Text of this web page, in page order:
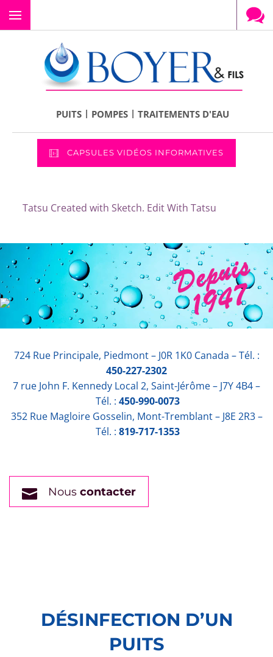
PUITS | POMPES | TRAITEMENTS D'EAU
CAPSULES VIDÉOS INFORMATIVES
Tatsu Created with Sketch. Edit With Tatsu
724 Rue Principale, Piedmont – J0R 1K0 Canada – Tél. :
450-227-2302
7 rue John F. Kennedy Local 2, Saint-Jérôme – J7Y 4B4 –
Tél. : 450-990-0073
352 Rue Magloire Gosselin, Mont-Tremblant – J8E 2R3 –
Tél. : 819-717-1353
Nous contacter
DÉSINFECTION D’UN
PUITS